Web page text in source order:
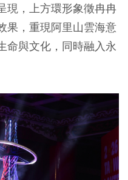
現，上方環形象徵冉冉
果，重現阿里山雲海意
命與文化，同時融入永